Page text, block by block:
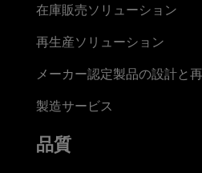
在庫販売ソリューション
再生産ソリューション
メーカー認定製品の設計と
製造サービス
品質